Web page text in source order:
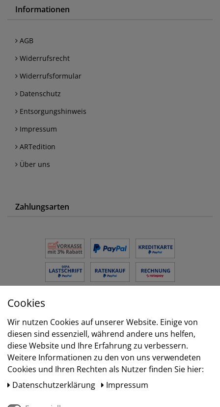
Informationen
AGB
Widerrufsrecht
Widerrufsformular
Datenschutz
Entsorgungshinweis
Impressum
ARTedition
Über uns
Zahlungsarten
Versand
Cookies
Wir nutzen Cookies auf unserer Website. Einige von
diesen sind essenziell, während andere uns helfen,
diese Website und Ihre Erfahrung zu verbessern.
Weitere Informationen zu den von uns verwendeten
Cookies und Ihren Rechten als Nutzer finden Sie hier:
Daten­schutz­erklärung
Impressum